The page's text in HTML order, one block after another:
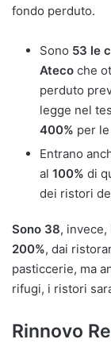
fondo perduto.
Sono 53 le
Ateco che
perduto
legge nel
400% per
Entrano
al 100% di
dei ristori
Sono 38,
200%, dai
pasticcerie, ma
rifugi, i ristori
Rinnovo